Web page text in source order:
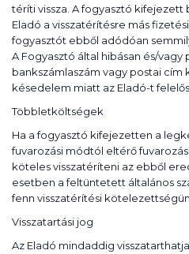
téríti vissza. A fogyasztó
Eladó a visszatérítésre más
fogyasztót ebből adódóan
A Fogyasztó által hibásan és/
bankszámlaszám vagy postai
késedelem miatt az Eladó-t
Többletköltségek
Ha a fogyasztó kifejezetten a
fuvarozási módtól eltérő
köteles visszatéríteni az ebből
esetben a feltüntetett általános
fenn visszatérítési
Visszatartási jog
Az Eladó mindaddig